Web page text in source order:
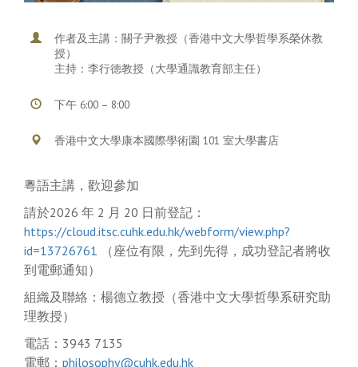
作者及主講：關子尹教授（香港中文大學哲學系榮休教
授）
主持：李行德教授（大學通識教育部主任）
下午 6:00 – 8:00
香港中文大學康本國際學術園 101 室大學書店
粵語主講，歡迎參加
請於2026 年 2 月 20 日前登記：
https://cloud.itsc.cuhk.edu.hk/webform/view.php?
id=13726761 （座位有限，先到先得，成功登記者將收
到電郵通知）
組織及聯絡：楊德立教授（香港中文大學哲學系研究助
理教授）
電話：3943 7135
電郵： philosophy@cuhk.edu.hk